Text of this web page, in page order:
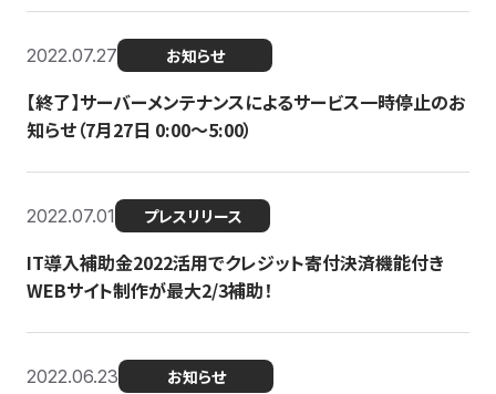
2022.07.27 お知らせ
【終了】サーバーメンテナンスによるサービス一時停止のお
知らせ（7月27日 0:00〜5:00）
2022.07.01 プレスリリース
IT導入補助金2022活用でクレジット寄付決済機能付き
WEBサイト制作が最大2/3補助！
2022.06.23 お知らせ